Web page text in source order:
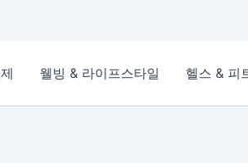
웰빙 & 라이프스타일 헬스 & 피